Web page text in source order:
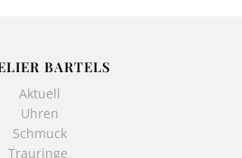
BARTELS
Aktuell
Uhren
Schmuck
Trauringe